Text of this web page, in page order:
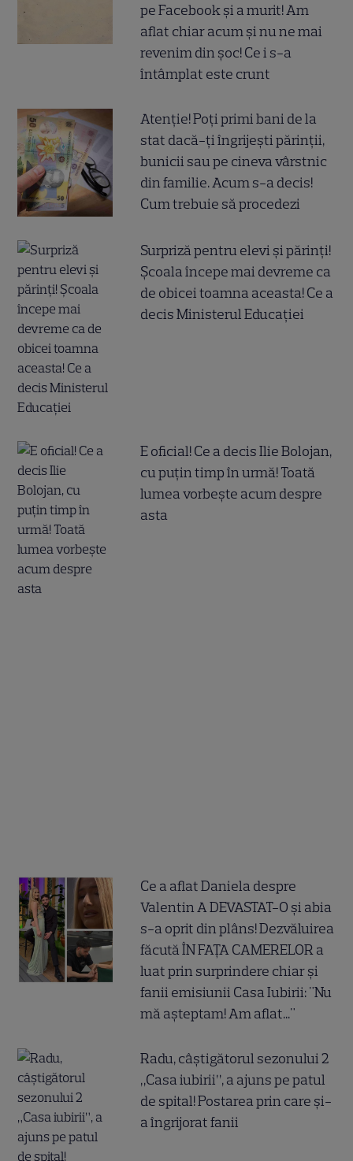
pe Facebook și a murit! Am
aflat chiar acum și nu ne mai
revenim din șoc! Ce i s-a
întâmplat este crunt
Atenție! Poți primi bani de la
stat dacă-ți îngrijești părinții,
bunicii sau pe cineva vârstnic
din familie. Acum s-a decis!
Cum trebuie să procedezi
Surpriză pentru elevi și părinți!
Școala începe mai devreme ca
de obicei toamna aceasta! Ce a
decis Ministerul Educației
E oficial! Ce a decis Ilie Bolojan,
cu puțin timp în urmă! Toată
lumea vorbește acum despre
asta
Ce a aflat Daniela despre
Valentin A DEVASTAT-O și abia
s-a oprit din plâns! Dezvăluirea
făcută ÎN FAȚA CAMERELOR a
luat prin surprindere chiar și
fanii emisiunii Casa Iubirii: "Nu
mă așteptam! Am aflat..."
Radu, câștigătorul sezonului 2
„Casa iubirii”, a ajuns pe patul
de spital! Postarea prin care și-
a îngrijorat fanii